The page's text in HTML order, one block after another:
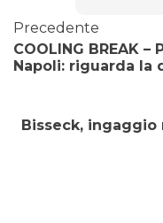
Precedente
COOLING BREAK
Napoli: riguarda la
Bisseck,